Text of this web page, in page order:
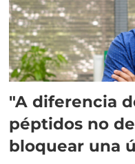
"A diferencia
péptidos no
bloquear una